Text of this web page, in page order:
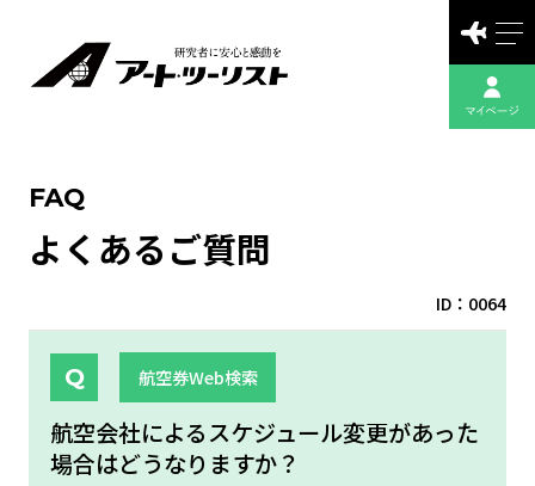
FAQ
よくあるご質問
航空券Web検索
航空会社によるスケジュール変更があった
場合はどうなりますか？
ID：0064